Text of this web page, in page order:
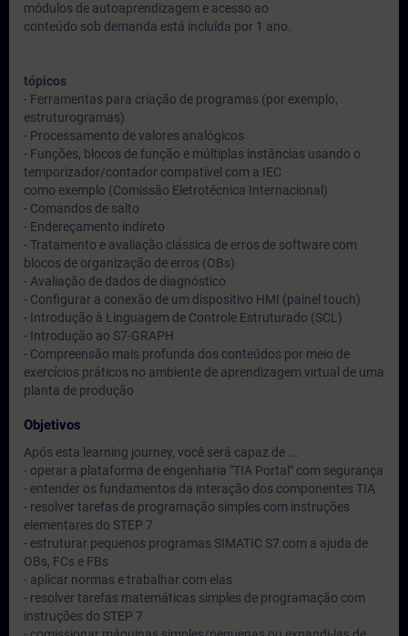
módulos de autoaprendizagem e acesso ao
conteúdo sob demanda está incluída por 1 ano.
tópicos
- Ferramentas para criação de programas (por exemplo,
estruturogramas)
- Processamento de valores analógicos
- Funções, blocos de função e múltiplas instâncias usando o
temporizador/contador compatível com a IEC
como exemplo (Comissão Eletrotécnica Internacional)
- Comandos de salto
- Endereçamento indireto
- Tratamento e avaliação clássica de erros de software com
blocos de organização de erros (OBs)
- Avaliação de dados de diagnóstico
- Configurar a conexão de um dispositivo HMI (painel touch)
- Introdução à Linguagem de Controle Estruturado (SCL)
- Introdução ao S7-GRAPH
- Compreensão mais profunda dos conteúdos por meio de
exercícios práticos no ambiente de aprendizagem virtual de uma
planta de produção
Objetivos
Após esta learning journey, você será capaz de ...
- operar a plataforma de engenharia "TIA Portal" com segurança
- entender os fundamentos da interação dos componentes TIA
- resolver tarefas de programação simples com instruções
elementares do STEP 7
- estruturar pequenos programas SIMATIC S7 com a ajuda de
OBs, FCs e FBs
- aplicar normas e trabalhar com elas
- resolver tarefas matemáticas simples de programação com
instruções do STEP 7